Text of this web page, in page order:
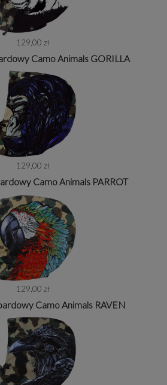
129,00 zł
Camo Animals GORILLA
129,00 zł
Camo Animals PARROT
129,00 zł
Camo Animals RAVEN